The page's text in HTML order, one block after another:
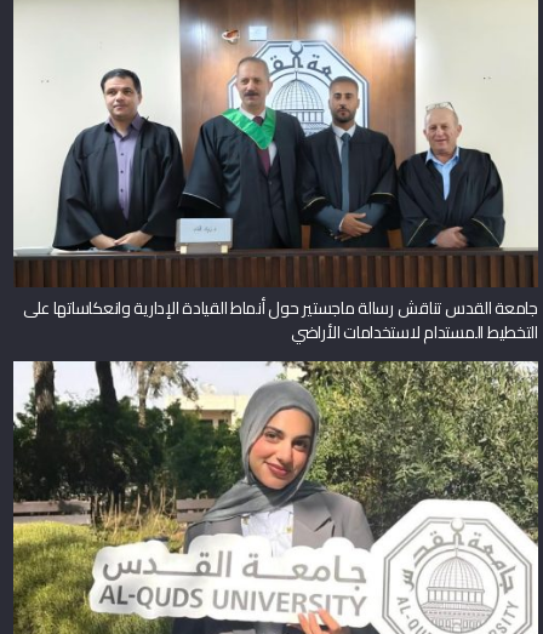
جامعة القدس تناقش رسالة ماجستير حول أنماط القيادة الإدارية وانعكاساتها على
التخطيط المستدام لاستخدامات الأراضي